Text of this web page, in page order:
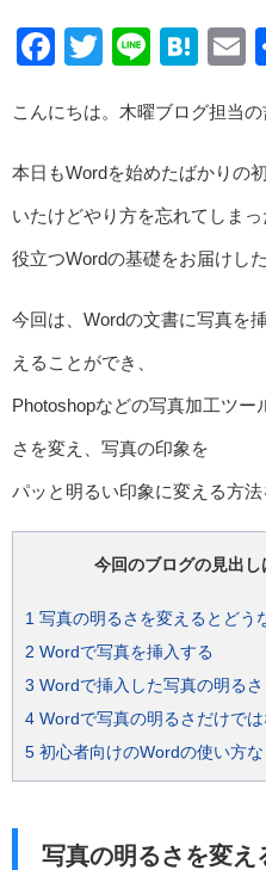
Facebook
Twitter
Line
こんにちは。木曜ブログ担当の
本日もWordを始めたばかりの
いたけどやり方を忘れてしま
役立つWordの基礎をお届けし
今回は、Wordの文書に写真を
えることができ、
Photoshopなどの写真加工ツー
さを変え、写真の印象を
パッと明るい印象に変える方法
今回のブログの見出し
1 写真の明るさを変えるとどう
2 Wordで写真を挿入する
3 Wordで挿入した写真の明る
4 Wordで写真の明るさだけで
5 初心者向けのWordの使い方
写真の明るさを変え